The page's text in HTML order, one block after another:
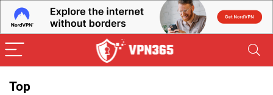
Top